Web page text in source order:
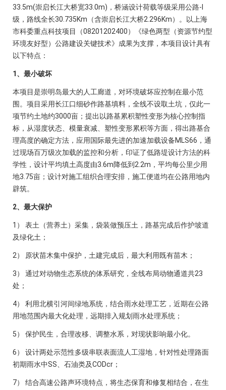
33.5m(崇启长江大桥宽33.0m)，桥涵设计荷载等级采用公路-I
级，路线全长30.735Km（含崇启长江大桥2.296Km）。以上海
市科委重点科技项目（08201202400）《绿色两型（资源节约型
环境友好型）公路建设关键技术》成果为支撑，本项目设计具有
以下特点：
1、最小破坏
本项目是崇明岛最大的人工廊道，对环境破坏应控制在最小范
围。项目采用长江口细砂作路基填料，全线不设取土坑，仅此一
项节约土地约3000亩；提出以路基累积塑性变形为核心控制指
标，从湿度状态、模量衰减、塑性变形累积等方面，得出路基合
理高度的确定方法，应用国际最先进的加速加载设备MLS66，通
过现场百万级次加载的监控和分析，印证了低路堤设计方法的科
学性，设计平均填土高度由3.6m降低到2.2m，平均每公里少用
地3.75亩；设计对施工组织合理安排，施工便道均在公路用地内
辟筑。
2、最大保护
1） 表土（营养土）采集，袋装做预压土，路基完成后作护坡道
及绿化土；
2） 原状苗木集中保护，土建完成后，最大利用既有苗木；
3） 通过对动物生态系统的体系研究，全线布局动物通道共23
处；
4） 利用北横引河间绿地系统，结合雨水处理工艺，近期在公路
用地范围内最大化处理，远期排入规划雨水处理系统；
5） 保护民生，合理改移、调整水系，对现状影响最小化。
6） 设计两处示范性多级串联表面流人工湿地，针对性处理路面
初期雨水中SS、石油类及CODcr；
7） 结合高速公路声环境特点，将生态保育和修复相结合，在生